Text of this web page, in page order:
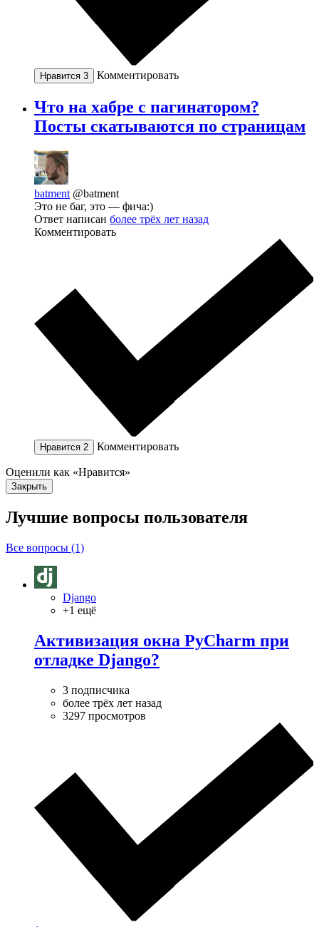
Нравится 3 Комментировать
Что на хабре с пагинатором?
Посты скатываются по страницам
batment @batment
Это не баг, это — фича:)
Ответ написан более трёх лет назад
Комментировать
Нравится 2 Комментировать
Оценили как «Нравится»
Закрыть
Лучшие вопросы пользователя
Все вопросы (1)
Django
+1 ещё
Активизация окна PyCharm при
отладке Django?
3 подписчика
более трёх лет назад
3297 просмотров